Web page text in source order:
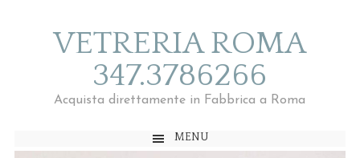
VETRERIA ROMA
347.3786266
Acquista direttamente in Fabbrica a Roma
MENU